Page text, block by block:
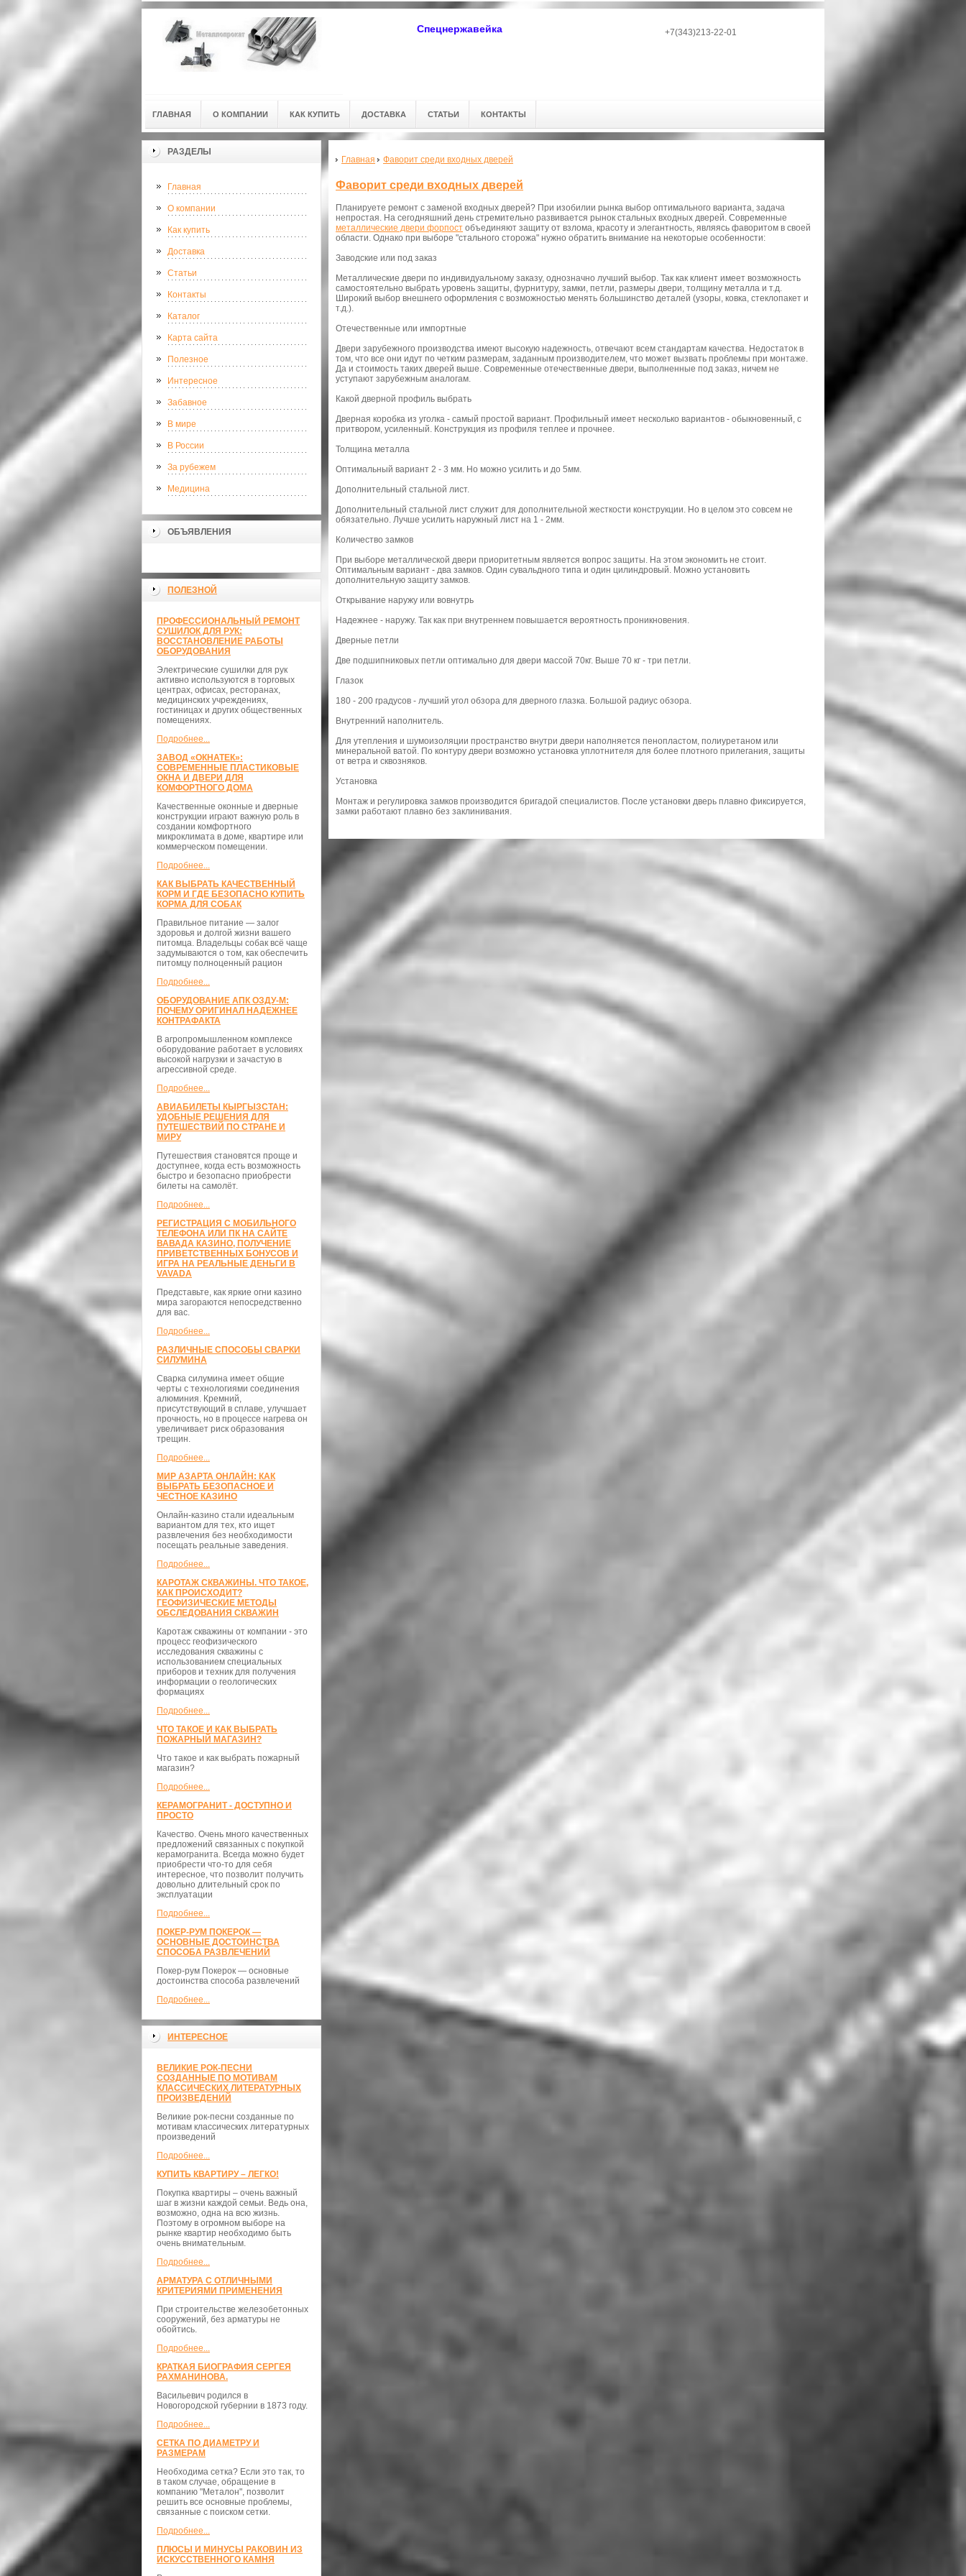
Спецнержавейка +7(343)213-22-01
ГЛАВНАЯ О КОМПАНИИ КАК КУПИТЬ ДОСТАВКА СТАТЬИ КОНТАКТЫ
РАЗДЕЛЫ
Главная
О компании
Как купить
Доставка
Статьи
Контакты
Каталог
Карта сайта
Полезное
Интересное
Забавное
В мире
В России
За рубежем
Медицина
ОБЪЯВЛЕНИЯ
ПОЛЕЗНОЙ
ПРОФЕССИОНАЛЬНЫЙ РЕМОНТ
СУШИЛОК ДЛЯ РУК:
ВОССТАНОВЛЕНИЕ РАБОТЫ
ОБОРУДОВАНИЯ
Электрические сушилки для рук
активно используются в торговых
центрах, офисах, ресторанах,
медицинских учреждениях,
гостиницах и других общественных
помещениях.
Подробнее...
ЗАВОД «ОКНАТЕК»:
СОВРЕМЕННЫЕ ПЛАСТИКОВЫЕ
ОКНА И ДВЕРИ ДЛЯ
КОМФОРТНОГО ДОМА
Качественные оконные и дверные
конструкции играют важную роль в
создании комфортного
микроклимата в доме, квартире или
коммерческом помещении.
Подробнее...
КАК ВЫБРАТЬ КАЧЕСТВЕННЫЙ
КОРМ И ГДЕ БЕЗОПАСНО КУПИТЬ
КОРМА ДЛЯ СОБАК
Правильное питание — залог
здоровья и долгой жизни вашего
питомца. Владельцы собак всё чаще
задумываются о том, как обеспечить
питомцу полноценный рацион
Подробнее...
ОБОРУДОВАНИЕ АПК ОЗДУ-М:
ПОЧЕМУ ОРИГИНАЛ НАДЕЖНЕЕ
КОНТРАФАКТА
В агропромышленном комплексе
оборудование работает в условиях
высокой нагрузки и зачастую в
агрессивной среде.
Подробнее...
АВИАБИЛЕТЫ КЫРГЫЗСТАН:
УДОБНЫЕ РЕШЕНИЯ ДЛЯ
ПУТЕШЕСТВИЙ ПО СТРАНЕ И
МИРУ
Путешествия становятся проще и
доступнее, когда есть возможность
быстро и безопасно приобрести
билеты на самолёт.
Подробнее...
РЕГИСТРАЦИЯ С МОБИЛЬНОГО
ТЕЛЕФОНА ИЛИ ПК НА САЙТЕ
ВАВАДА КАЗИНО, ПОЛУЧЕНИЕ
ПРИВЕТСТВЕННЫХ БОНУСОВ И
ИГРА НА РЕАЛЬНЫЕ ДЕНЬГИ В
VAVADA
Представьте, как яркие огни казино
мира загораются непосредственно
для вас.
Подробнее...
РАЗЛИЧНЫЕ СПОСОБЫ СВАРКИ
СИЛУМИНА
Сварка силумина имеет общие
черты с технологиями соединения
алюминия. Кремний,
присутствующий в сплаве, улучшает
прочность, но в процессе нагрева он
увеличивает риск образования
трещин.
Подробнее...
МИР АЗАРТА ОНЛАЙН: КАК
ВЫБРАТЬ БЕЗОПАСНОЕ И
ЧЕСТНОЕ КАЗИНО
Онлайн-казино стали идеальным
вариантом для тех, кто ищет
развлечения без необходимости
посещать реальные заведения.
Подробнее...
КАРОТАЖ СКВАЖИНЫ. ЧТО ТАКОЕ,
КАК ПРОИСХОДИТ?
ГЕОФИЗИЧЕСКИЕ МЕТОДЫ
ОБСЛЕДОВАНИЯ СКВАЖИН
Каротаж скважины от компании - это
процесс геофизического
исследования скважины с
использованием специальных
приборов и техник для получения
информации о геологических
формациях
Подробнее...
ЧТО ТАКОЕ И КАК ВЫБРАТЬ
ПОЖАРНЫЙ МАГАЗИН?
Что такое и как выбрать пожарный
магазин?
Подробнее...
КЕРАМОГРАНИТ - ДОСТУПНО И
ПРОСТО
Качество. Очень много качественных
предложений связанных с покупкой
керамогранита. Всегда можно будет
приобрести что-то для себя
интересное, что позволит получить
довольно длительный срок по
эксплуатации
Подробнее...
ПОКЕР-РУМ ПОКЕРОК —
ОСНОВНЫЕ ДОСТОИНСТВА
СПОСОБА РАЗВЛЕЧЕНИЙ
Покер-рум Покерок — основные
достоинства способа развлечений
Подробнее...
ИНТЕРЕСНОЕ
ВЕЛИКИЕ РОК-ПЕСНИ
СОЗДАННЫЕ ПО МОТИВАМ
КЛАССИЧЕСКИХ ЛИТЕРАТУРНЫХ
ПРОИЗВЕДЕНИЙ
Великие рок-песни созданные по
мотивам классических литературных
произведений
Подробнее...
КУПИТЬ КВАРТИРУ – ЛЕГКО!
Покупка квартиры – очень важный
шаг в жизни каждой семьи. Ведь она,
возможно, одна на всю жизнь.
Поэтому в огромном выборе на
рынке квартир необходимо быть
очень внимательным.
Подробнее...
АРМАТУРА С ОТЛИЧНЫМИ
КРИТЕРИЯМИ ПРИМЕНЕНИЯ
При строительстве железобетонных
сооружений, без арматуры не
обойтись.
Подробнее...
КРАТКАЯ БИОГРАФИЯ СЕРГЕЯ
РАХМАНИНОВА.
Васильевич родился в
Новогородской губернии в 1873 году.
Подробнее...
СЕТКА ПО ДИАМЕТРУ И
РАЗМЕРАМ
Необходима сетка? Если это так, то
в таком случае, обращение в
компанию "Металон", позволит
решить все основные проблемы,
связанные с поиском сетки.
Подробнее...
ПЛЮСЫ И МИНУСЫ РАКОВИН ИЗ
ИСКУССТВЕННОГО КАМНЯ
Главная Фаворит среди входных дверей
Фаворит среди входных дверей
Планируете ремонт с заменой входных дверей? При изобилии рынка выбор оптимального варианта, задача
непростая. На сегодняшний день стремительно развивается рынок стальных входных дверей. Современные
металлические двери форпост объединяют защиту от взлома, красоту и элегантность, являясь фаворитом в своей
области. Однако при выборе "стального сторожа" нужно обратить внимание на некоторые особенности:
Заводские или под заказ
Металлические двери по индивидуальному заказу, однозначно лучший выбор. Так как клиент имеет возможность
самостоятельно выбрать уровень защиты, фурнитуру, замки, петли, размеры двери, толщину металла и т.д.
Широкий выбор внешнего оформления с возможностью менять большинство деталей (узоры, ковка, стеклопакет и
т.д.).
Отечественные или импортные
Двери зарубежного производства имеют высокую надежность, отвечают всем стандартам качества. Недостаток в
том, что все они идут по четким размерам, заданным производителем, что может вызвать проблемы при монтаже.
Да и стоимость таких дверей выше. Современные отечественные двери, выполненные под заказ, ничем не
уступают зарубежным аналогам.
Какой дверной профиль выбрать
Дверная коробка из уголка - самый простой вариант. Профильный имеет несколько вариантов - обыкновенный, с
притвором, усиленный. Конструкция из профиля теплее и прочнее.
Толщина металла
Оптимальный вариант 2 - 3 мм. Но можно усилить и до 5мм.
Дополнительный стальной лист.
Дополнительный стальной лист служит для дополнительной жесткости конструкции. Но в целом это совсем не
обязательно. Лучше усилить наружный лист на 1 - 2мм.
Количество замков
При выборе металлической двери приоритетным является вопрос защиты. На этом экономить не стоит.
Оптимальным вариант - два замков. Один сувальдного типа и один цилиндровый. Можно установить
дополнительную защиту замков.
Открывание наружу или вовнутрь
Надежнее - наружу. Так как при внутреннем повышается вероятность проникновения.
Дверные петли
Две подшипниковых петли оптимально для двери массой 70кг. Выше 70 кг - три петли.
Глазок
180 - 200 градусов - лучший угол обзора для дверного глазка. Большой радиус обзора.
Внутренний наполнитель.
Для утепления и шумоизоляции пространство внутри двери наполняется пенопластом, полиуретаном или
минеральной ватой. По контуру двери возможно установка уплотнителя для более плотного прилегания, защиты
от ветра и сквозняков.
Установка
Монтаж и регулировка замков производится бригадой специалистов. После установки дверь плавно фиксируется,
замки работают плавно без заклинивания.